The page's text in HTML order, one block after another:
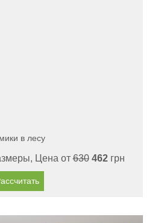
в лесу
Цена от630 462грн